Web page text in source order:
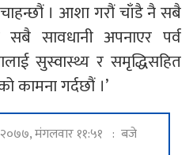
। आशा गरौं चाँडै नै सबै
सावधानी अपनाएर पर्व
सुस्वास्थ्य र समृद्धिसहित
कामना गर्दछौं ।’
२०७७, मंगलवार ११:५१ : बजे